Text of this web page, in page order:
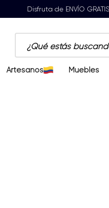
Disfruta de ENVÍO
¿Qué estás buscando?
Artesanos Muebles